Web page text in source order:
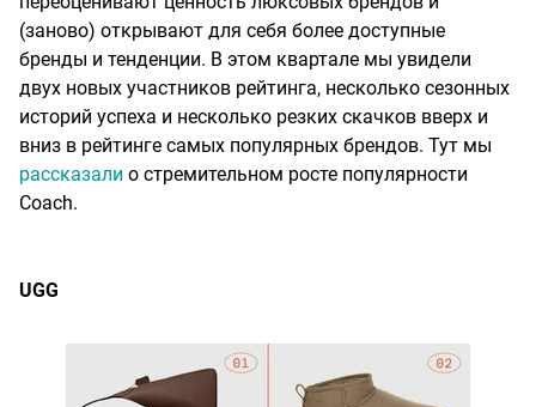
(заново) открывают для себя более доступные
бренды и тенденции. В этом квартале мы увидели
двух новых участников рейтинга, несколько сезонных
историй успеха и несколько резких скачков вверх и
вниз в рейтинге самых популярных брендов. Тут мы
рассказали о стремительном росте популярности
Coach.
UGG